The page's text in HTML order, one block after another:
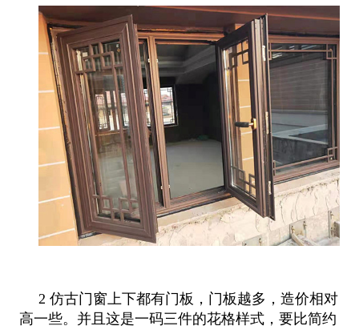
2 仿古门窗上下都有门板，门板越多，造价相对
高一些。并且这是一码三件的花格样式，要比简约